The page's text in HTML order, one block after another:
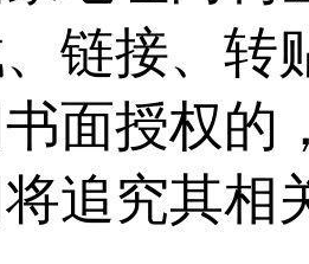
链接、转
面授权的
追究其相